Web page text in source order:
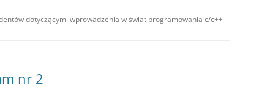
dotyczącymi wprowadzenia w świat programowania c/c++
nr 2